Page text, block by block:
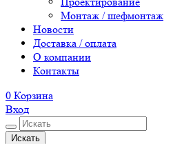
Монтаж / шефмонтаж
Новости
Доставка / оплата
О компании
Контакты
0 Корзина
Вход
Искать